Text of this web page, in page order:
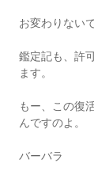
お変わりない
鑑定記も、許
ます。
もー、この復
んですのよ。
バーバラ